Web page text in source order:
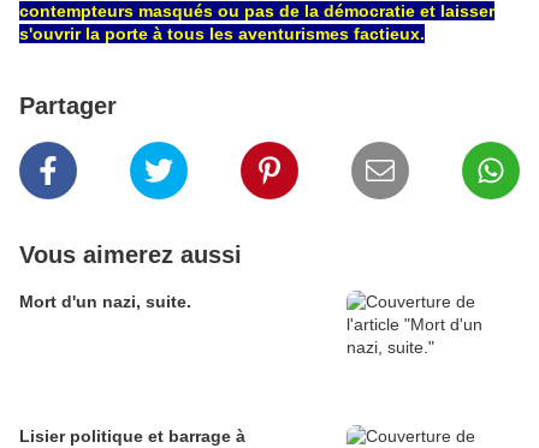
contempteurs masqués ou pas de la démocratie et laisser
s'ouvrir la porte à tous les aventurismes factieux.
Partager
Vous aimerez aussi
Mort d'un nazi, suite.
Lisier politique et barrage à